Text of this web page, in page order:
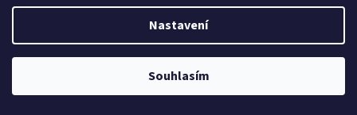
Nastavení
Souhlasím
ISO adapter autoradia Nissan / Renault
Skladem
Do košíku